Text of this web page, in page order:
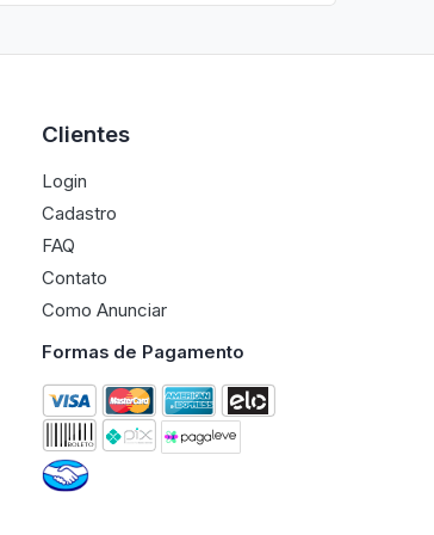
Clientes
Login
Cadastro
FAQ
Contato
Como Anunciar
Formas de Pagamento